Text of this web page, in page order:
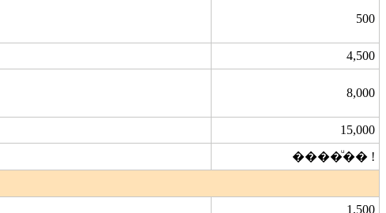
500
4,500
8,000
15,000
����ͧ�� !
1,500